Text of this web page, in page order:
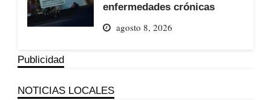
enfermedades crónicas
agosto 8, 2026
Publicidad
NOTICIAS LOCALES